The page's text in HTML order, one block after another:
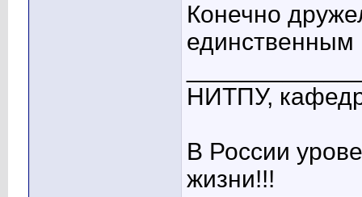
Конечно
единственным
НИТПУ,
В России
жизни!!!